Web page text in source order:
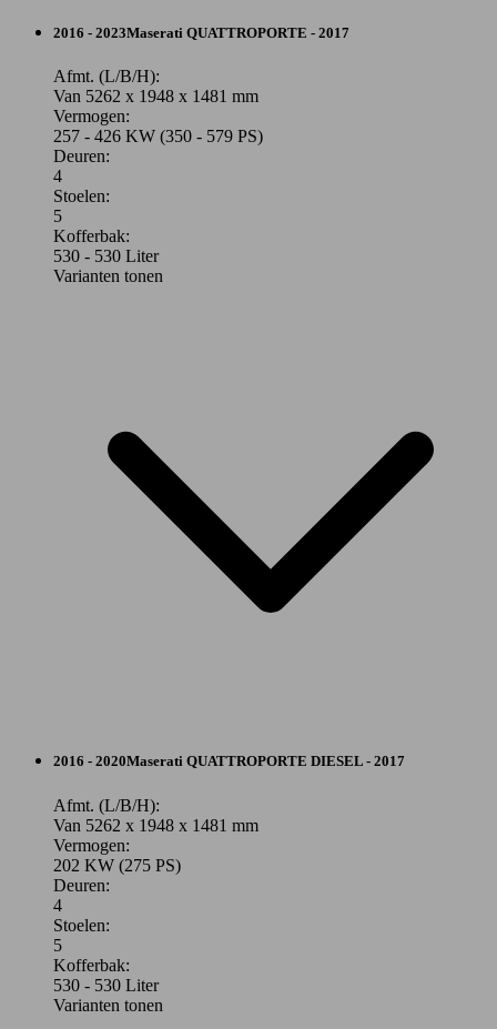
2016 - 2023Maserati QUATTROPORTE - 2017
Afmt. (L/B/H):
Van 5262 x 1948 x 1481 mm
Vermogen:
257 - 426 KW (350 - 579 PS)
Deuren:
4
Stoelen:
5
Kofferbak:
530 - 530 Liter
Varianten tonen
Berline
Benzine
Model Version
2016 - 2020Maserati QUATTROPORTE DIESEL - 2017
Afmt. (L/B/H):
Van 5262 x 1948 x 1481 mm
Vermogen:
202 KW (275 PS)
Deuren:
4
Stoelen:
5
Kofferbak:
530 - 530 Liter
Varianten tonen